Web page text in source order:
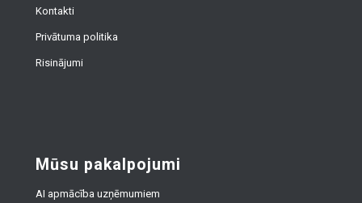
Kontakti
Privātuma politika
Risinājumi
Mūsu pakalpojumi
AI apmācība uzņēmumiem